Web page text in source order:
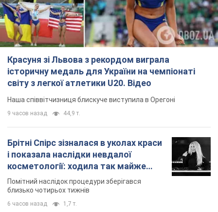
Красуня зі Львова з рекордом виграла
історичну медаль для України на чемпіонаті
світу з легкої атлетики U20. Відео
Наша співвітчизниця блискуче виступила в Орегоні
9 часов назад 44,9 т.
Брітні Спірс зізналася в уколах краси
і показала наслідки невдалої
косметології: ходила так майже
місяць
Помітний наслідок процедури зберігався
близько чотирьох тижнів
6 часов назад 1,7 т.